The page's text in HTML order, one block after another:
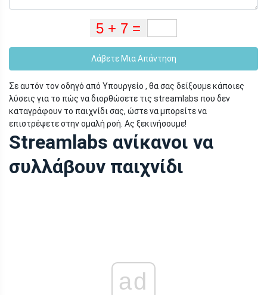
Λάβετε Μια Απάντηση
Σε αυτόν τον οδηγό από Υπουργείο , θα σας δείξουμε κάποιες
λύσεις για το πώς να διορθώσετε τις streamlabs που δεν
καταγράφουν το παιχνίδι σας, ώστε να μπορείτε να
επιστρέψετε στην ομαλή ροή. Ας ξεκινήσουμε!
Streamlabs ανίκανοι να
συλλάβουν παιχνίδι
ad